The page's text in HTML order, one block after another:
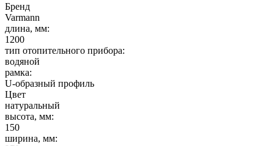
Бренд
Varmann
длина, мм:
1200
тип отопительного прибора:
водяной
рамка:
U-образный профиль
Цвет
натуральный
высота, мм:
150
ширина, мм: